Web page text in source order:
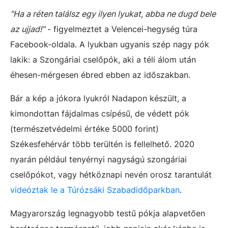
"Ha a réten találsz egy ilyen lyukat, abba ne dugd bele
az ujjad!"- figyelmeztet a Velencei-hegység túra
Facebook-oldala. A lyukban ugyanis szép nagy pók
lakik: a Szongáriai cselőpók, aki a téli álom után
éhesen-mérgesen ébred ebben az időszakban.
Bár a kép a jókora lyukról Nadapon készült, a
kimondottan fájdalmas csípésű, de védett pók
(természetvédelmi értéke 5000 forint)
Székesfehérvár több terültén is fellelhető. 2020
nyarán például tenyérnyi nagyságú szongáriai
cselőpókot, vagy hétköznapi nevén orosz tarantulát
videóztak le a Túrózsáki Szabadidőparkban.
Magyarország legnagyobb testű pókja alapvetően